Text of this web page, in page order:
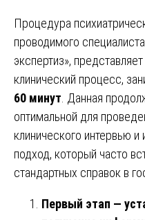
Процедура
проводимого
экспертиз»,
клинический процесс,
60 минут . Данная
оптимальной для
клинического интервью
подход, который часто
стандартных справок в
Первый этап —